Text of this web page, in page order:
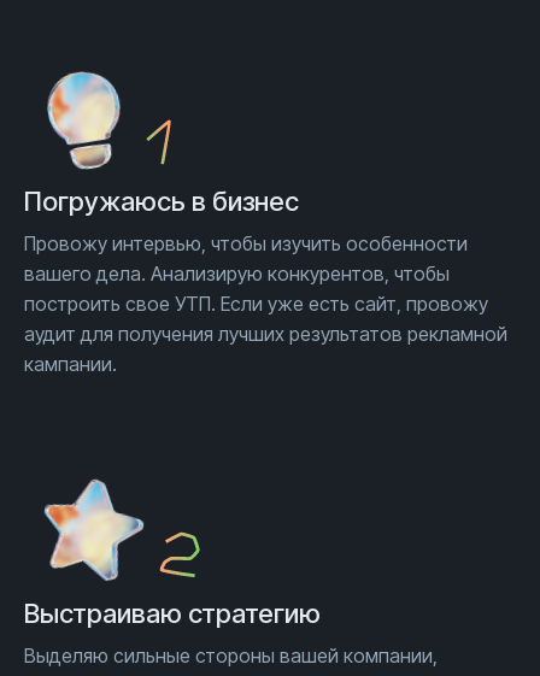
Погружаюсь в бизнес
Провожу интервью, чтобы изучить особенности
вашего дела. Анализирую конкурентов, чтобы
построить свое УТП. Если уже есть сайт, провожу
аудит для получения лучших результатов рекламной
кампании.
Выстраиваю стратегию
Выделяю сильные стороны вашей компании,